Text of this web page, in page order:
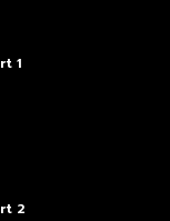
1
2